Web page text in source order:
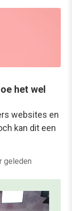
het wel
websites en
kan dit een
geleden